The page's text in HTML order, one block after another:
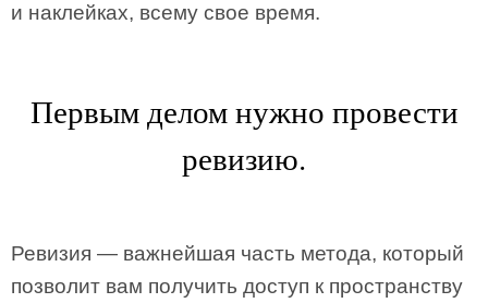
и наклейках, всему свое время.
Первым делом нужно провести
ревизию.
Ревизия — важнейшая часть метода, который
позволит вам получить доступ к пространству